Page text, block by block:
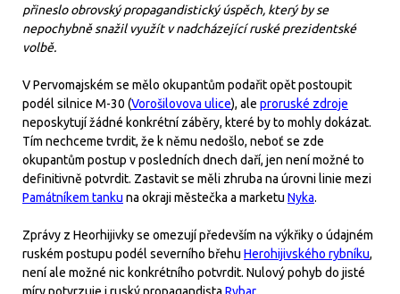
přineslo obrovský propagandistický úspěch, který by se
nepochybně snažil využít v nadcházející ruské prezidentské
volbě.
V Pervomajském se mělo okupantům podařit opět postoupit
podél silnice M-30 (Vorošilovova ulice), ale proruské zdroje
neposkytují žádné konkrétní záběry, které by to mohly dokázat.
Tím nechceme tvrdit, že k němu nedošlo, neboť se zde
okupantům postup v posledních dnech daří, jen není možné to
definitivně potvrdit. Zastavit se měli zhruba na úrovni linie mezi
Památníkem tanku na okraji městečka a marketu Nyka.
Zprávy z Heorhijivky se omezují především na výkřiky o údajném
ruském postupu podél severního břehu Herohijivského rybníku,
není ale možné nic konkrétního potvrdit. Nulový pohyb do jisté